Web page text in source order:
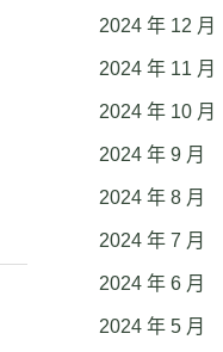
2024 年 12 月
2024 年 11 月
2024 年 10 月
2024 年 9 月
2024 年 8 月
2024 年 7 月
2024 年 6 月
2024 年 5 月